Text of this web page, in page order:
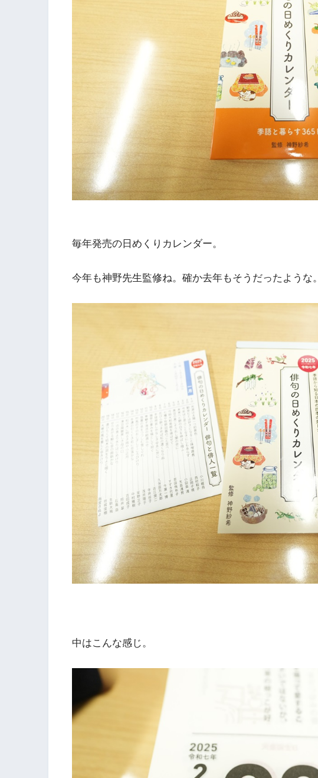
毎年発売の日めくりカレンダー。
今年も神野先生監修ね。確か去年もそうだったような。
中はこんな感じ。